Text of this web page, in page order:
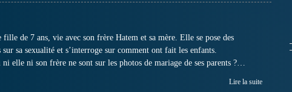
fille de 7 ans, vie avec son frère Hatem et sa mère. Elle se pose des
sur sa sexualité et s’interroge sur comment ont fait les enfants.
ni elle ni son frère ne sont sur les photos de mariage de ses parents ?…
Lire la suite